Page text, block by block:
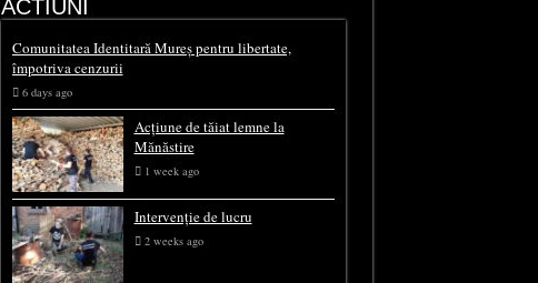
ACTIUNI
Comunitatea Identitară Mureș pentru libertate,
împotriva cenzurii
6 days ago
Acțiune de tăiat lemne la
Mănăstire
1 week ago
Intervenție de lucru
2 weeks ago